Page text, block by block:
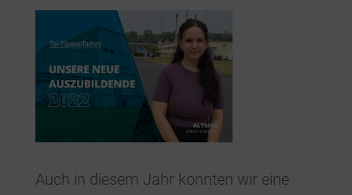
Auch in diesem Jahr konnten wir eine